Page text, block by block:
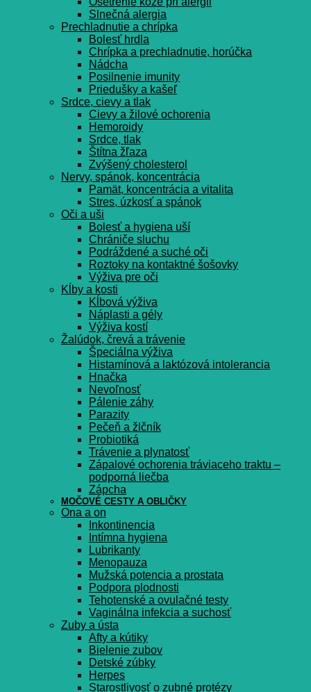
Slnečná alergia
Prechladnutie a chrípka
Bolesť hrdla
Chrípka a prechladnutie, horúčka
Nádcha
Posilnenie imunity
Priedušky a kašeľ
Srdce, cievy a tlak
Cievy a žilové ochorenia
Hemoroidy
Srdce, tlak
Štítna žľaza
Zvýšený cholesterol
Nervy, spánok, koncentrácia
Pamät, koncentrácia a vitalita
Stres, úzkosť a spánok
Oči a uši
Bolesť a hygiena uší
Chrániče sluchu
Podráždené a suché oči
Roztoky na kontaktné šošovky
Výživa pre oči
Kĺby a kosti
Kĺbová výživa
Náplasti a gély
Výživa kostí
Žalúdok, črevá a trávenie
Špeciálna výživa
Histamínová a laktózová intolerancia
Hnačka
Nevoľnosť
Pálenie záhy
Parazity
Pečeň a žlčník
Probiotiká
Trávenie a plynatosť
Zápalové ochorenia tráviaceho traktu –
podporná liečba
Zápcha
MOČOVÉ CESTY A OBLIČKY
Ona a on
Inkontinencia
Intímna hygiena
Lubrikanty
Menopauza
Mužská potencia a prostata
Podpora plodnosti
Tehotenské a ovulačné testy
Vaginálna infekcia a suchosť
Zuby a ústa
Afty a kútiky
Bielenie zubov
Detské zúbky
Herpes
Starostlivosť o zubné protézy